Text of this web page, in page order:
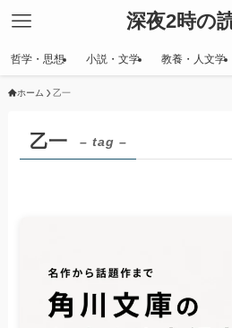
深夜2時の
哲学・思想 小説・文学 教養・人文学
ホーム 乙一
乙一 – tag –